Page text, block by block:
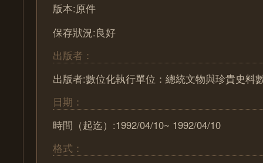
版本:原件
保存狀況:良好
出版者：
出版者:數位化執行單位：總統文物與珍貴史料
日期：
時間（起迄）:1992/04/10~ 1992/04/10
格式：